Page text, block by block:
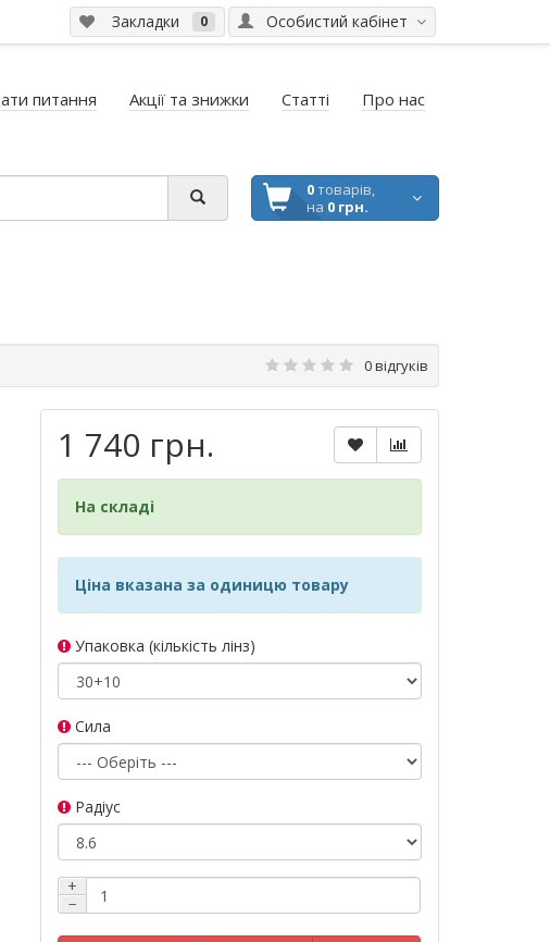
Особистий кабінет
Закладки 0
питання Акції та знижки Статті Про нас
0товарів,
на 0 грн.
0 відгуків
1 740 грн.
На складі
Ціна вказана за одиницю товару
Упаковка (кількість лінз)
Сила
Радіус
+
−